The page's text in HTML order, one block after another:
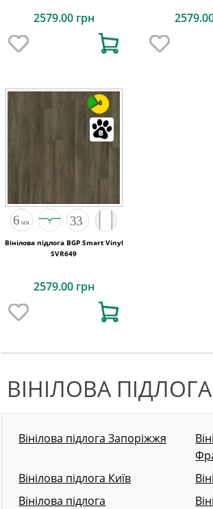
2579.00 грн
6
Вінілова підлога BGP Smart Vinyl
SVR649
2579.00 грн
ВІНІЛОВА
Вінілова підлога Запоріжжя
Вінілова підлога Київ
Вінілова підлога